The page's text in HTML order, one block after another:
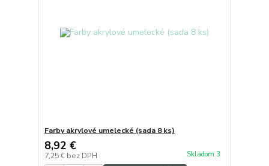
Farby akrylové umelecké (sada 8 ks)
8,92 €
7,25 € bez DPH Skladom 3